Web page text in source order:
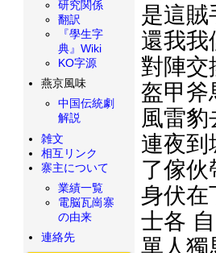
是這賊
還我我
對陣交
盔甲斧
風雷
連夜到
了傢
身伏在
士各
單人獨
研究関係
翻訳
『學生字
典』Wiki
KO字源
燕京風味
中国伝統劇
解説
雑文
相互リンク
寨主について
業績一覧
電脳瓦崗寨
の由来
連絡先